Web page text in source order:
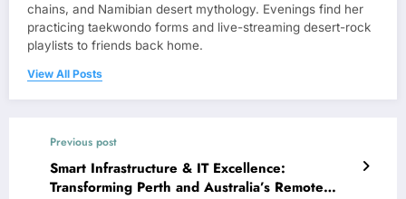
chains, and Namibian desert mythology. Evenings find her
practicing taekwondo forms and live-streaming desert-rock
playlists to friends back home.
View All Posts
Previous post
Smart Infrastructure & IT Excellence:
Transforming Perth and Australia’s Remote